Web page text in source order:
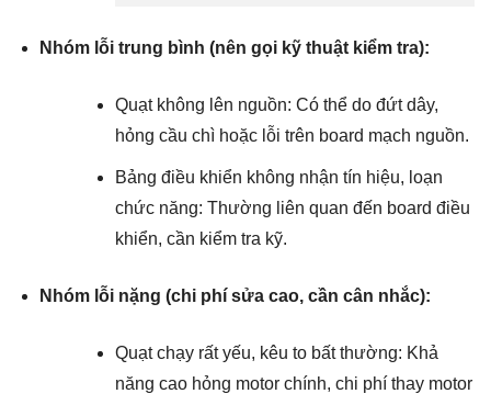
Nhóm lỗi trung bình (nên gọi kỹ thuật kiểm tra):
Quạt không lên nguồn: Có thể do đứt dây,
hỏng cầu chì hoặc lỗi trên board mạch nguồn.
Bảng điều khiển không nhận tín hiệu, loạn
chức năng: Thường liên quan đến board điều
khiển, cần kiểm tra kỹ.
Nhóm lỗi nặng (chi phí sửa cao, cần cân nhắc):
Quạt chạy rất yếu, kêu to bất thường: Khả
năng cao hỏng motor chính, chi phí thay motor